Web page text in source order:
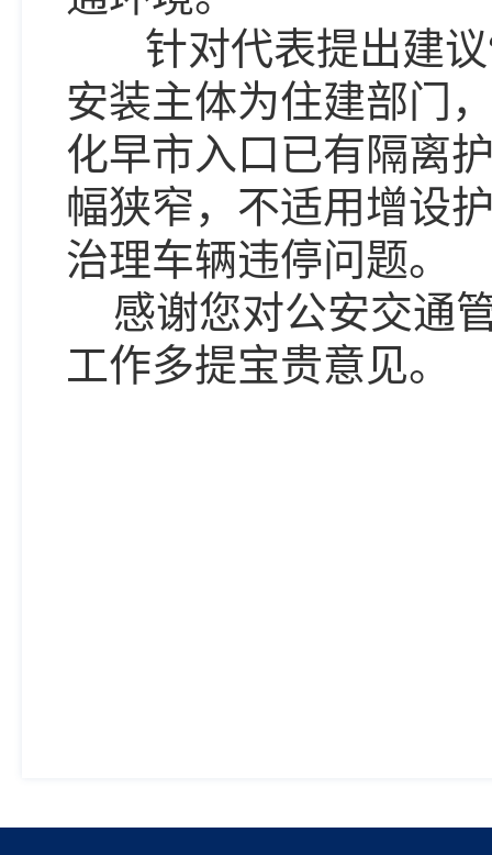
针对代表提出建议
安装主体为住建部门
化早市入口已有隔离
幅狭窄，不适用增设
治理车辆违停问题。
感谢您对公安交通
工作多提宝贵意见。